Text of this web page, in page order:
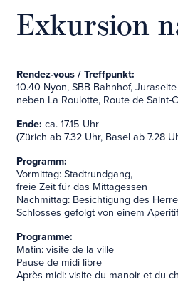
Exkursion
Rendez-vous / Treffpunkt:
10.40 Nyon, SBB-Bahnhof,
neben La Roulotte, Route de Saint-
Ende: ca. 17.15 Uhr
(Zürich ab 7.32 Uhr, Basel ab 7.28
Programm:
Vormittag: Stadtrundgang,
freie Zeit für das Mittagessen
Nachmittag: Besichtigung des
Schlosses gefolgt von einem
Programme:
Matin: visite de la ville
Pause de midi libre
Après-midi: visite du manoir et du